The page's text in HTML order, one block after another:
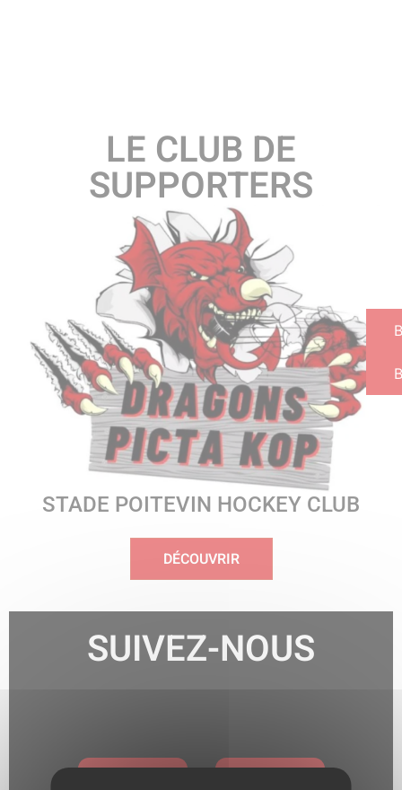
LE CLUB DE
SUPPORTERS
STADE POITEVIN HOCKEY CLUB
DÉCOUVRIR
SUIVEZ-NOUS